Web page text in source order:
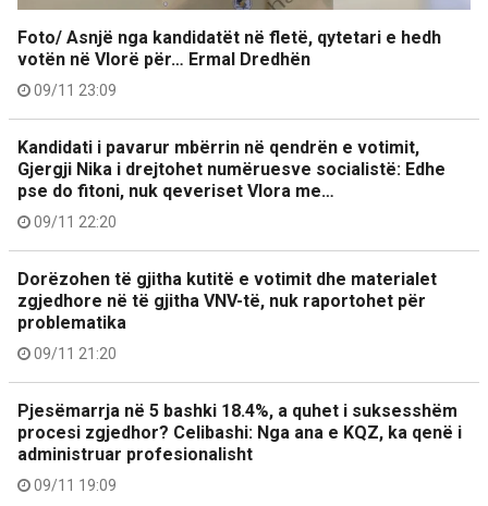
Foto/ Asnjë nga kandidatët në fletë, qytetari e hedh
votën në Vlorë për… Ermal Dredhën
09/11 23:09
Kandidati i pavarur mbërrin në qendrën e votimit,
Gjergji Nika i drejtohet numëruesve socialistë: Edhe
pse do fitoni, nuk qeveriset Vlora me…
09/11 22:20
Dorëzohen të gjitha kutitë e votimit dhe materialet
zgjedhore në të gjitha VNV-të, nuk raportohet për
problematika
09/11 21:20
Pjesëmarrja në 5 bashki 18.4%, a quhet i suksesshëm
procesi zgjedhor? Celibashi: Nga ana e KQZ, ka qenë i
administruar profesionalisht
09/11 19:09